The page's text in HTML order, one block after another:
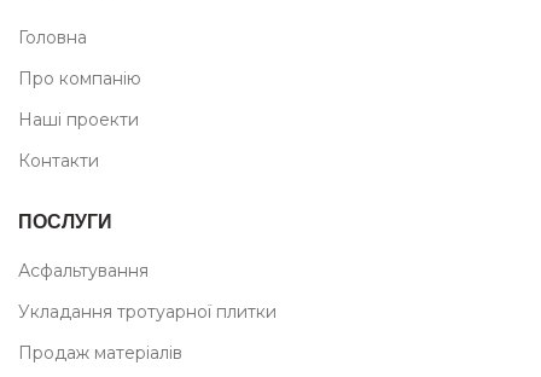
Головна
Про компанію
Наші проекти
Контакти
ПОСЛУГИ
Асфальтування
Укладання тротуарної плитки
Продаж матеріалів